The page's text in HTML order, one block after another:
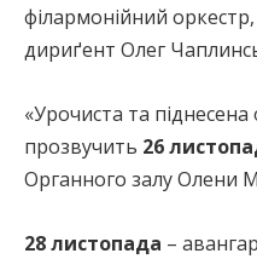
філармонійний
дириґент Олег
«Урочиста та
прозвучить 26
Органного залу Олени
28 листопада –